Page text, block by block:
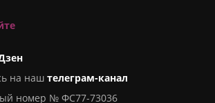
на наш телеграм-канал
номер № ФС77-73036